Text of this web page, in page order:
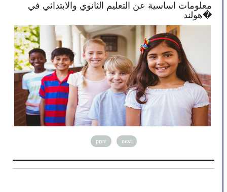
بعض النصائح تمكنك بأن تصبح أكثر انخراطًا في
مدرسة طفلك
prev next